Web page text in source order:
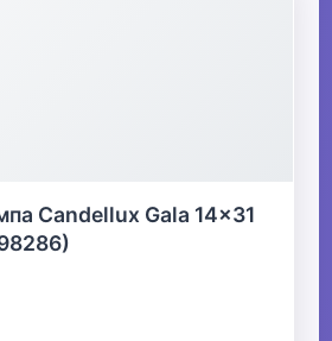
Candellux Gala 14x31